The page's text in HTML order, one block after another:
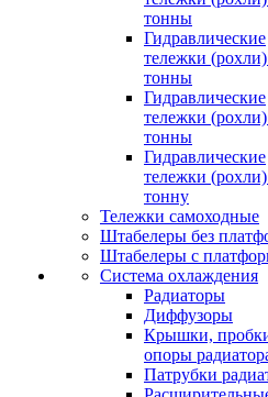
тонны
Гидравлические
тележки
тонны
Гидравлические
тележки
тонны
Гидравлические
тележки (рохли)
тонну
Тележки самоходные
Штабелеры без
Штабелеры с
Система охлаждения
Радиаторы
Диффузоры
Крышки,
опоры
Патрубки